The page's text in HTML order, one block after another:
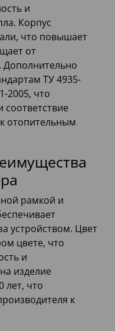
и
Корпус
что повышает
от
Дополнительно
ТУ 4935-
2005, что
соответствие
отопительным
рамкой и
устройством. Цвет
цвете, что
и
изделие
лет, что
к